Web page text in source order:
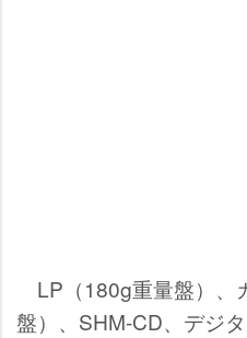
LP（180g重量盤）、
盤）、SHM-CD、デジ